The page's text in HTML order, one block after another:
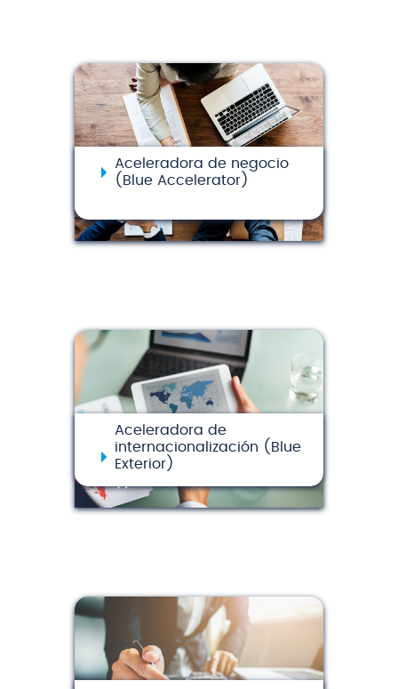
Aceleradora de negocio
(Blue Accelerator)
Aceleradora de
internacionalización (Blue
Exterior)